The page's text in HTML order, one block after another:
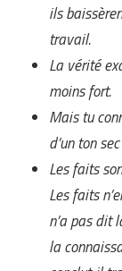
ils
travail.
La vérité
moins fort.
Mais tu
d’un ton
Les faits
Les faits
n’a pas dit
la